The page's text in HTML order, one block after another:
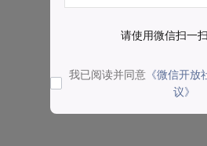
请使用微信扫一
我已阅读并同意 《微信开
议》